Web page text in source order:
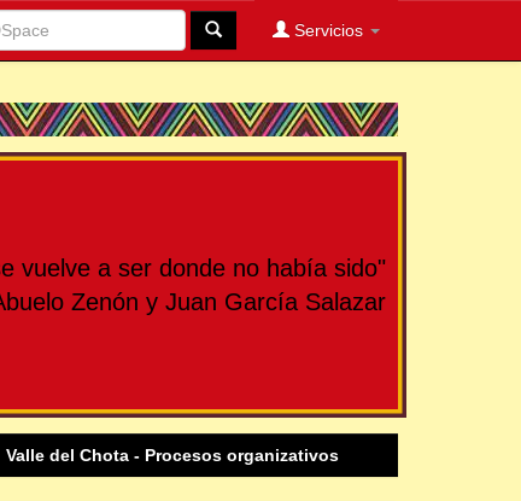
Servicios
vuelve a ser donde no había sido"
Zenón y Juan García Salazar
Valle del Chota - Procesos organizativos